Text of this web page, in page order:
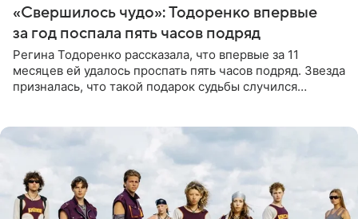
«Свершилось чудо»: Тодоренко впервые
за год поспала пять часов подряд
Регина Тодоренко рассказала, что впервые за 11
месяцев ей удалось проспать пять часов подряд. Звезда
призналась, что такой подарок судьбы случился